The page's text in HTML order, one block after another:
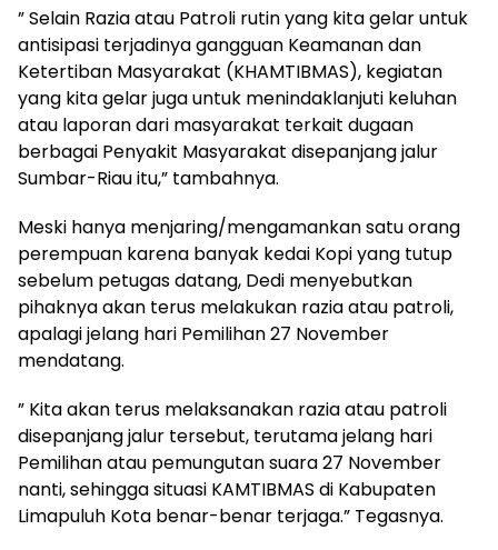
” Selain Razia atau Patroli rutin yang kita gelar untuk
antisipasi terjadinya gangguan Keamanan dan
Ketertiban Masyarakat (KHAMTIBMAS), kegiatan
yang kita gelar juga untuk menindaklanjuti keluhan
atau laporan dari masyarakat terkait dugaan
berbagai Penyakit Masyarakat disepanjang jalur
Sumbar-Riau itu,” tambahnya.
Meski hanya menjaring/mengamankan satu orang
perempuan karena banyak kedai Kopi yang tutup
sebelum petugas datang, Dedi menyebutkan
pihaknya akan terus melakukan razia atau patroli,
apalagi jelang hari Pemilihan 27 November
mendatang.
” Kita akan terus melaksanakan razia atau patroli
disepanjang jalur tersebut, terutama jelang hari
Pemilihan atau pemungutan suara 27 November
nanti, sehingga situasi KAMTIBMAS di Kabupaten
Limapuluh Kota benar-benar terjaga.” Tegasnya.